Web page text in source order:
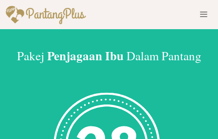
Skip
to
content
Pakej Penjagaan IbuDalam Pantang